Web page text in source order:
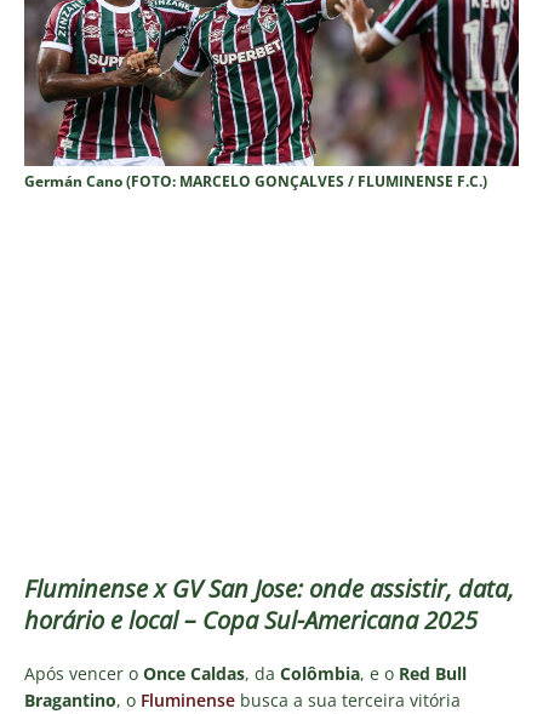
Germán Cano (FOTO: MARCELO GONÇALVES / FLUMINENSE F.C.)
Fluminense x GV San Jose: onde assistir, data,
horário e local – Copa Sul-Americana 2025
Após vencer o Once Caldas, da Colômbia, e o Red Bull
Bragantino, o Fluminense busca a sua terceira vitória